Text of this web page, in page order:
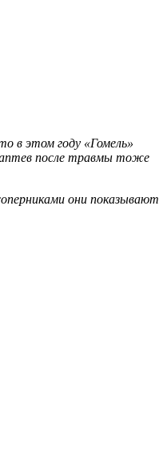
в этом году «Гомель»
после травмы тоже
они показывают